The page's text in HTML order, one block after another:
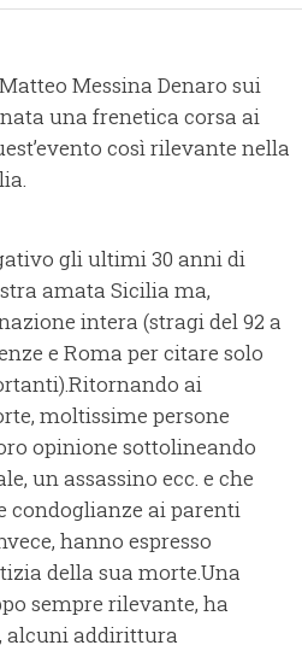
Messina Denaro sui
una frenetica corsa ai
così rilevante nella
gli ultimi 30 anni di
amata Sicilia ma,
intera (stragi del 92 a
e Roma per citare solo
ai
moltissime persone
opinione sottolineando
un assassino ecc. e che
condoglianze ai parenti
hanno espresso
della sua morte.Una
sempre rilevante, ha
alcuni addirittura